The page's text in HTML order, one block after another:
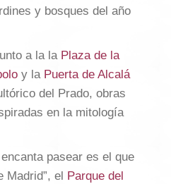
y bosques del año
a la la Plaza de la
y la Puerta de Alcalá
del Prado, obras
en la mitología
pasear es el que
Madrid”, el
Parque del